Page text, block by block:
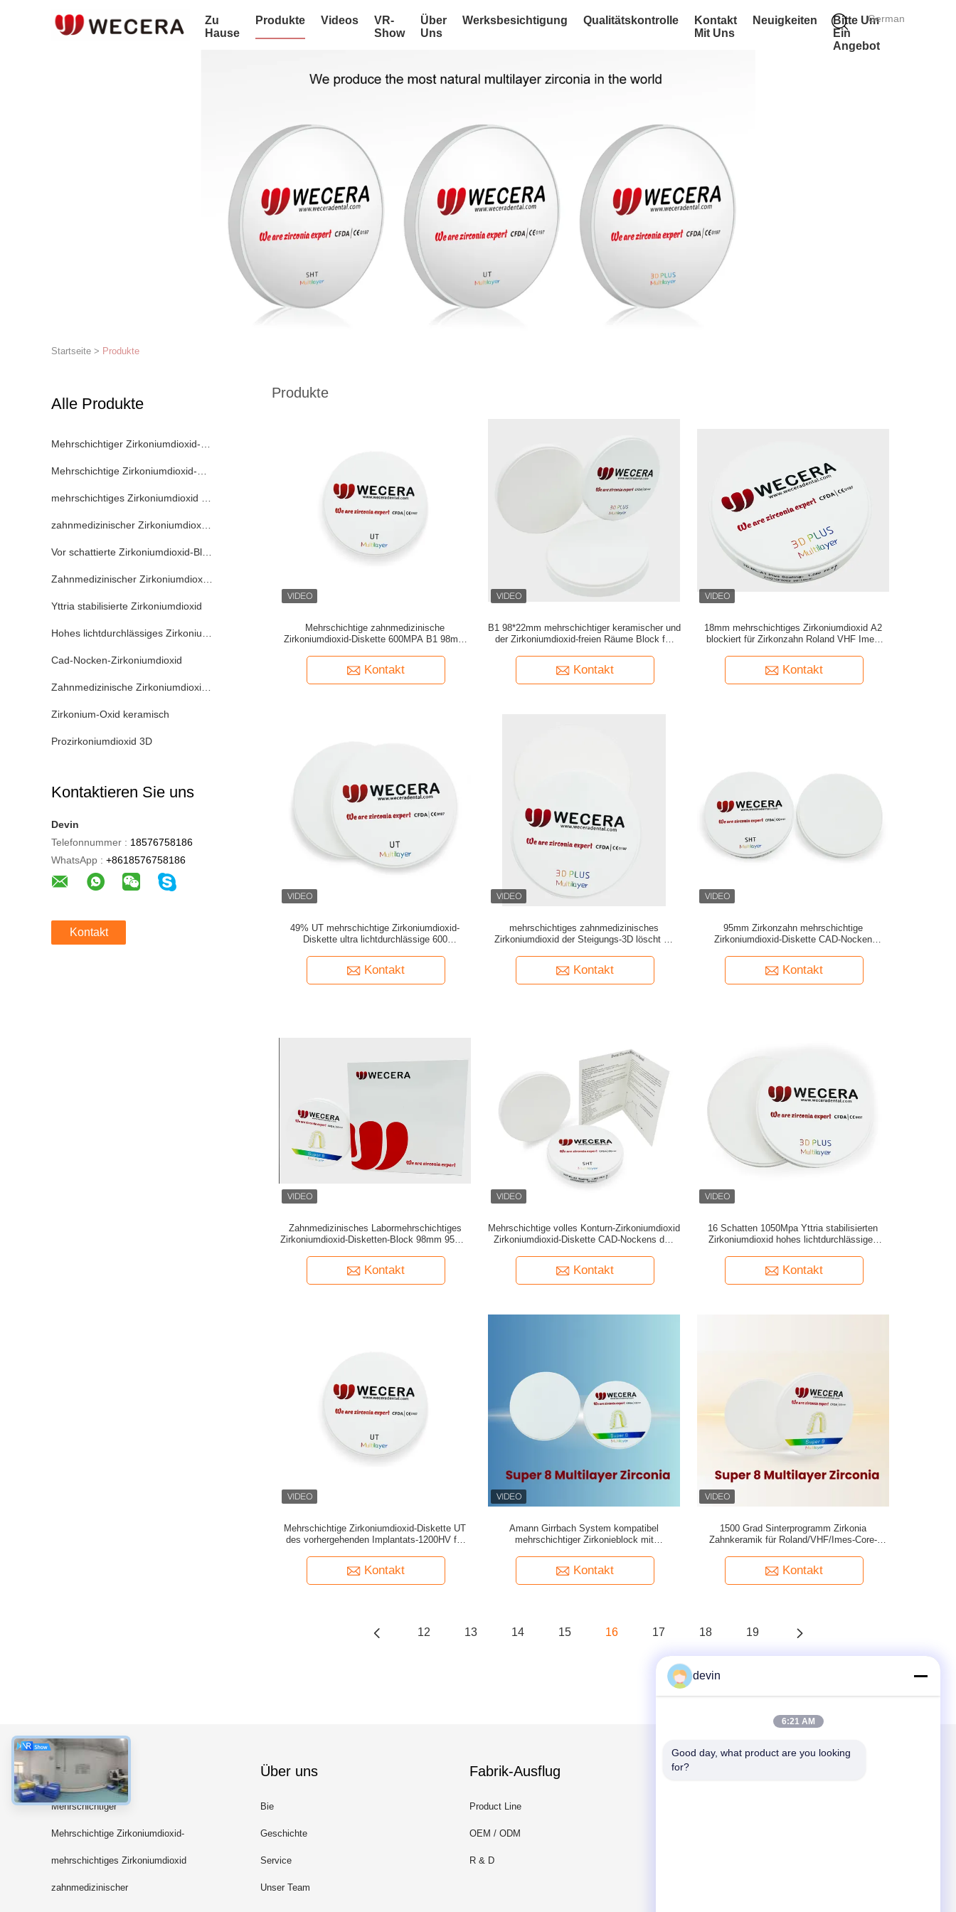
German
Zu
Hause
Produkte Videos
VR-
Show
Über
Uns
Werksbesichtigung Qualitätskontrolle
Kontakt
Mit Uns
Neuigkeiten
Bitte Um
Ein
Angebot
Startseite > Produkte
Alle Produkte
Yttria stabilisierte Zirkoniumdioxid
Cad-Nocken-Zirkoniumdioxid
Zirkonium-Oxid keramisch
Prozirkoniumdioxid 3D
Kontaktieren Sie uns
Devin
Telefonnummer : 18576758186
WhatsApp : +8618576758186
Kontakt
Produkte
Mehrschichtige zahnmedizinische
Zirkoniumdioxid-Diskette 600MPA B1 98mm
Kontakt
B1 98*22mm mehrschichtiger keramischer und
der Zirkoniumdioxid-freien Räume Block für
Kontakt
18mm mehrschichtiges Zirkoniumdioxid A2
blockiert für Zirkonzahn Roland VHF Imes
Kontakt
49% UT mehrschichtige Zirkoniumdioxid-
Diskette ultra lichtdurchlässige 600
Kontakt
mehrschichtiges zahnmedizinisches
Zirkoniumdioxid der Steigungs-3D löscht 16
Kontakt
95mm Zirkonzahn mehrschichtige
Zirkoniumdioxid-Diskette CAD-Nocken
Kontakt
Zahnmedizinisches Labormehrschichtiges
Zirkoniumdioxid-Disketten-Block 98mm 95mm
Kontakt
Mehrschichtige volles Konturn-Zirkoniumdioxid
Zirkoniumdioxid-Diskette CAD-Nockens des
Kontakt
16 Schatten 1050Mpa Yttria stabilisierten
Zirkoniumdioxid hohes lichtdurchlässiges
Kontakt
Mehrschichtige Zirkoniumdioxid-Diskette UT
des vorhergehenden Implantats-1200HV für
Kontakt
Amann Girrbach System kompatibel
mehrschichtiger Zirkonieblock mit
Kontakt
1500 Grad Sinterprogramm Zirkonia
Zahnkeramik für Roland/VHF/Imes-Core-
Kontakt
12 13 14 15 16 17 18 19
Kategorien
Mehrschichtiger
Zirkoniumdioxid-Block
Mehrschichtige Zirkoniumdioxid-
Diskette
mehrschichtiges Zirkoniumdioxid
3D
zahnmedizinischer
Über uns
Bie
Geschichte
Service
Unser Team
Fabrik-Ausflug
Product Line
OEM / ODM
R & D
Mailen Sie uns
devin
6:21 AM
Good day, what product are you looking
for?